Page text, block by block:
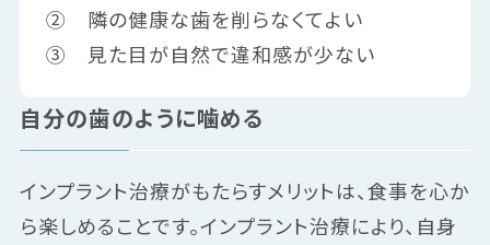
② 隣の健康な歯を削らなくてよい
③ 見た目が自然で違和感が少ない
自分の歯のように噛める
インプラント治療がもたらすメリットは、食事を心か
ら楽しめることです。インプラント治療により、自身